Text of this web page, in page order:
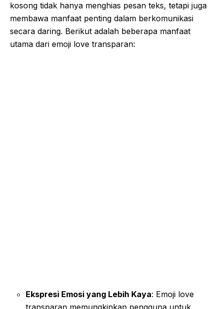
kosong tidak hanya menghias pesan teks, tetapi juga
membawa manfaat penting dalam berkomunikasi
secara daring. Berikut adalah beberapa manfaat
utama dari emoji love transparan:
Ekspresi Emosi yang Lebih Kaya: Emoji love
transparan memungkinkan pengguna untuk